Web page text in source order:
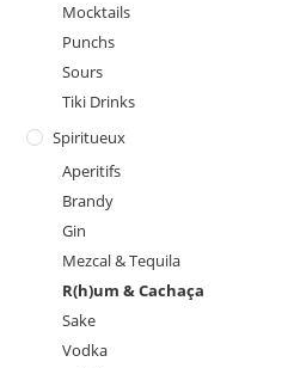
Mocktails
Punchs
Sours
Tiki Drinks
Spiritueux
Aperitifs
Brandy
Gin
Mezcal & Tequila
R(h)um & Cachaça
Sake
Vodka